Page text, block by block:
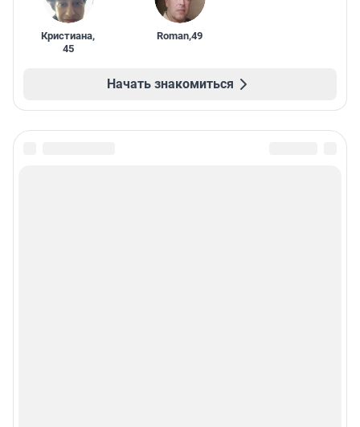
Кристиана,
45
Roman,49
Начать знакомиться